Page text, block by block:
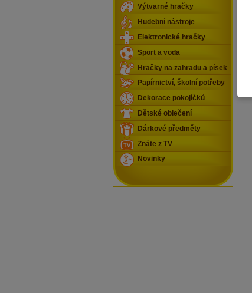
Výtvarné hračky
Hudební nástroje
Elektronické hračky
Sport a voda
Hračky na zahradu a písek
Papírnictví, školní potřeby
Dekorace pokojíčků
Dětské oblečení
Dárkové předměty
Znáte z TV
Novinky